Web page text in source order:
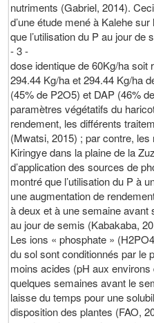
nutriments (Gabriel, 2014).
d’une étude mené à Kalehe
que l’utilisation du P au jour de
- 3 -
dose identique de 60Kg/ha
294.44 Kg/ha et 294.44 Kg/ha
(45% de P2O5) et DAP (46%
paramètres végétatifs du
rendement, les différents
(Mwatsi, 2015) ; par contre, les
Kiringye dans la plaine de la
d’application des sources de
montré que l’utilisation du P à
une augmentation de
à deux et à une semaine avant
au jour de semis (Kabakaba,
Les ions « phosphate »
du sol sont conditionnés par le
moins acides (pH aux environs
quelques semaines avant le
laisse du temps pour une
disposition des plantes (FAO,